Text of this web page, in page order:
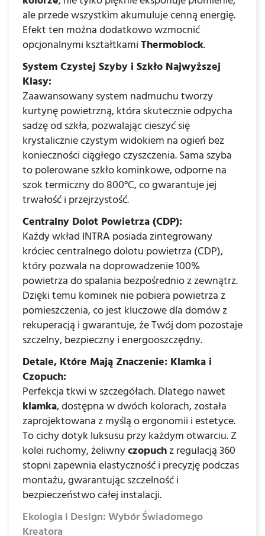
ale przede wszystkim akumuluje cenną energię.
Efekt ten można dodatkowo wzmocnić
opcjonalnymi kształtkamiThermoblock.
System Czystej Szyby i Szkło Najwyższej
Klasy:
Zaawansowany system nadmuchu tworzy
kurtynę powietrzną, która skutecznie odpycha
sadzę od szkła, pozwalając cieszyć się
krystalicznie czystym widokiem na ogień bez
konieczności ciągłego czyszczenia. Sama szyba
to polerowane szkło kominkowe, odporne na
szok termiczny do 800°C, co gwarantuje jej
trwałość i przejrzystość.
Centralny Dolot Powietrza (CDP):
Każdy wkład INTRA posiada zintegrowany
króciec centralnego dolotu powietrza (CDP),
który pozwala na doprowadzenie 100%
powietrza do spalania bezpośrednio z zewnątrz.
Dzięki temu kominek nie pobiera powietrza z
pomieszczenia, co jest kluczowe dla domów z
rekuperacją i gwarantuje, że Twój dom pozostaje
szczelny, bezpieczny i energooszczędny.
Detale, Które Mają Znaczenie: Klamka i
Czopuch:
Perfekcja tkwi w szczegółach. Dlatego nawet
klamka, dostępna w dwóch kolorach, została
zaprojektowana z myślą o ergonomii i estetyce.
To cichy dotyk luksusu przy każdym otwarciu. Z
kolei ruchomy, żeliwnyczopuchz regulacją 360
stopni zapewnia elastyczność i precyzję podczas
montażu, gwarantując szczelność i
bezpieczeństwo całej instalacji.
Ekologia i Design: Wybór Świadomego
Kreatora